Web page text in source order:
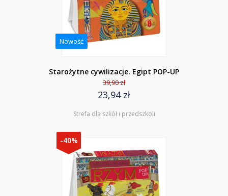
Nowość
Starożytne cywilizacje. Egipt POP-UP
39,90 zł
23,94 zł
Strefa dla szkół i przedszkoli
-40%